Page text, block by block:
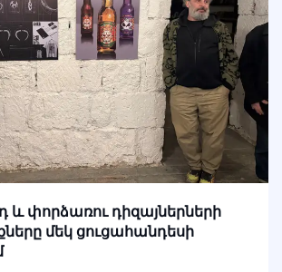
փորձառու դիզայներների
մեկ ցուցահանդեսի